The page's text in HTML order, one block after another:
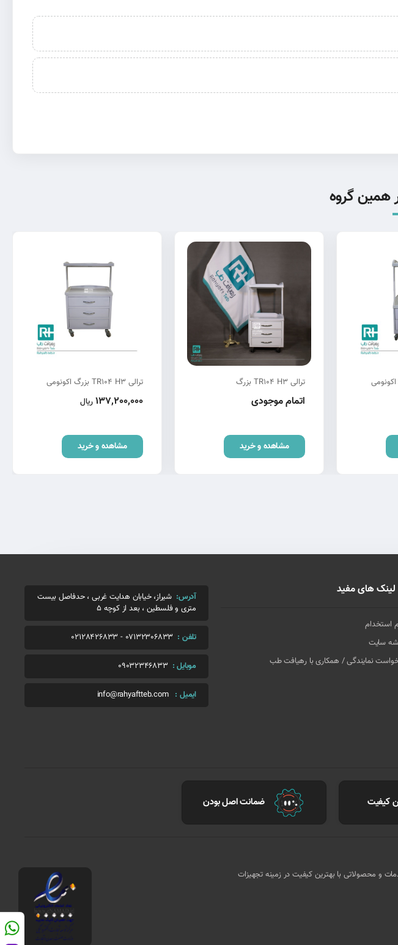
همین گروه
ترالی TR104 H3 بزرگ
اتمام موجودی
مشاهده و خرید
ترالی TR104 H3 بزرگ اکونومی
137,200,000 ریال
مشاهده و خرید
لینک های مفید
استخدام
سایت
نمایندگی / همکاری با رهیافت طب
آدرس: شیراز، خیابان هدایت غربی ، حدفاصل بیست
متری و فلسطین ، بعد از کوچه 5
تلفن : 07132306833
-
02128426833
موبایل : 09032346833
ایمیل : info@rahyaftteb.com
کیفیت ضمانت اصل بودن
خدمات و محصولاتی با بهترین کیفیت در زمینه تجهیزات